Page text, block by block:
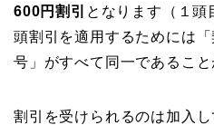
600円割引 となります（１頭
頭割引を適用するためには
号」がすべて同一であること
割引を受けられるのは加入